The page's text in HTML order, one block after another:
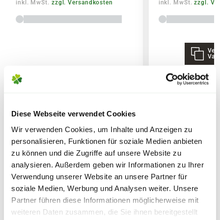
Diese Webseite verwendet Cookies
Wir verwenden Cookies, um Inhalte und Anzeigen zu
personalisieren, Funktionen für soziale Medien anbieten
zu können und die Zugriffe auf unsere Website zu
analysieren. Außerdem geben wir Informationen zu Ihrer
Verwendung unserer Website an unsere Partner für
soziale Medien, Werbung und Analysen weiter. Unsere
Partner führen diese Informationen möglicherweise mit
weiteren Daten zusammen, die Sie ihnen bereitgestellt
Trocken aufbewahren. Kann aufgrund seines
Deklaration
Formaldehydharnstoff 15+7+14 (+2+9)
chloridarm
15,0% N Gesamtstickstoff (2,6% N
Ammoniumstickstoff 7,4% N
Carbamidstickstoff 5,0% N
Formaldehydharnstoff 1,8% N
kaltwasserlöslich 3,6% N nur
KÖNNEN ENTSTEHEN
PAKETVERSAND
6,95€für Standardpakete (z.B.Dünger oder
Zubehör)
7,95€für größere Pakete (z.B. Pflanzen oder
Erde)
inkl. MwSt. zzgl. Versandkosten inkl. MwSt.zzgl.
WEITERE PRODUKTE